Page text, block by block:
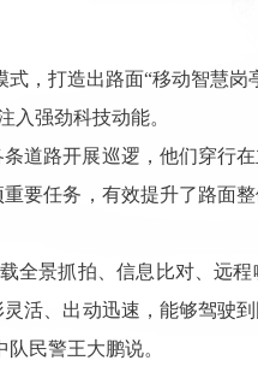
式，打造出路面“移动智慧
入强劲科技动能。
道路开展巡逻，他们穿行
要任务，有效提升了路面
全景抓拍、信息比对、远
活、出动迅速，能够驾驶
民警王大鹏说。